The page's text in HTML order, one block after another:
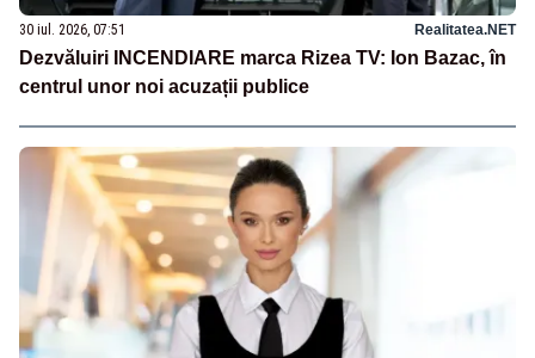
30 iul. 2026, 07:51 Realitatea.NET
Dezvăluiri INCENDIARE marca Rizea TV: Ion Bazac, în
centrul unor noi acuzații publice